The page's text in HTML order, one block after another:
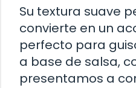
Su textura suave
convierte en un
perfecto para
a base de salsa,
presentamos a